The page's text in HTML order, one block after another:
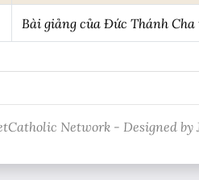
Bài giảng của Đức Thánh
Network - Designed by